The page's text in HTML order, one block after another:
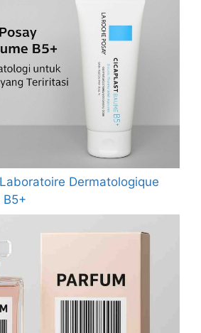
Dermatologique
B5+